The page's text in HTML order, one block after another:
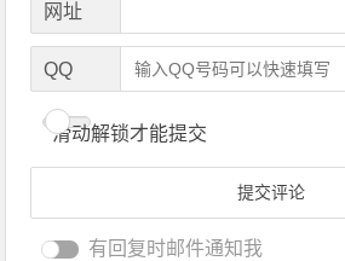
网址
QQ
滑动解锁才能提交
有回复时邮件通知我